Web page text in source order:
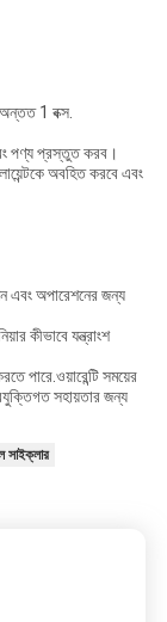
1 বক্স.
পণ্য প্রস্তুত করব।
অবহিত করবে এবং
এবং অপারেশনের জন্য
কীভাবে যন্ত্রাংশ
পারে.ওয়ারেন্টি সময়ের
সহায়তার জন্য
সাইক্লার